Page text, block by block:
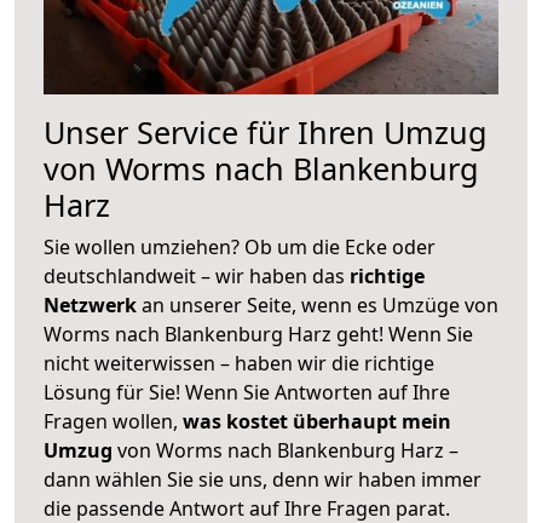
Unser Service für Ihren Umzug
von Worms nach Blankenburg
Harz
Sie wollen umziehen? Ob um die Ecke oder
deutschlandweit – wir haben das richtige
Netzwerkan unserer Seite, wenn es Umzüge von
Worms nach Blankenburg Harz geht! Wenn Sie
nicht weiterwissen – haben wir die richtige
Lösung für Sie! Wenn Sie Antworten auf Ihre
Fragen wollen, was kostet überhaupt mein
Umzug von Worms nach Blankenburg Harz –
dann wählen Sie sie uns, denn wir haben immer
die passende Antwort auf Ihre Fragen parat.